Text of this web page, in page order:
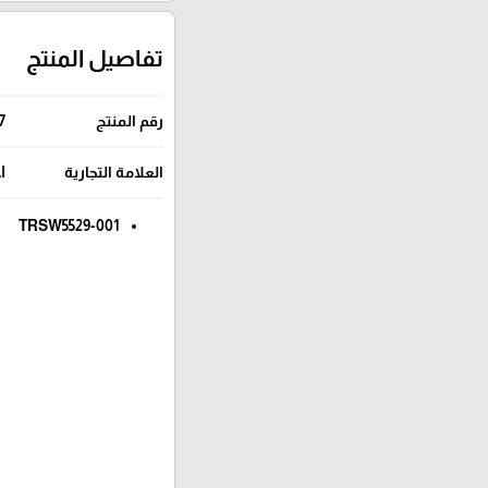
تفاصيل المنتج
رقم المنتج
العلامة التجارية
TRSW5529-001